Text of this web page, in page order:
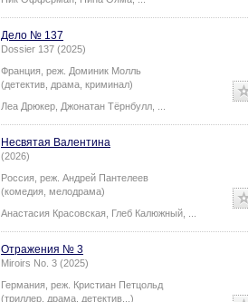
Дело № 137
Dossier 137 (2025)
Франция, реж. Доминик Молль
(детектив, драма, криминал)
Леа Дрюкер Джонатан Тёрнбулл
Несвятая Валентина
(2026)
Россия, реж. Андрей Пантелеев
(комедия, мелодрама)
Анастасия Красовская
Глеб Калюжный
Отражения № 3
Miroirs No. 3 (2025)
Германия, реж. Кристиан Петцольд
(триллер, драма, детектив...)